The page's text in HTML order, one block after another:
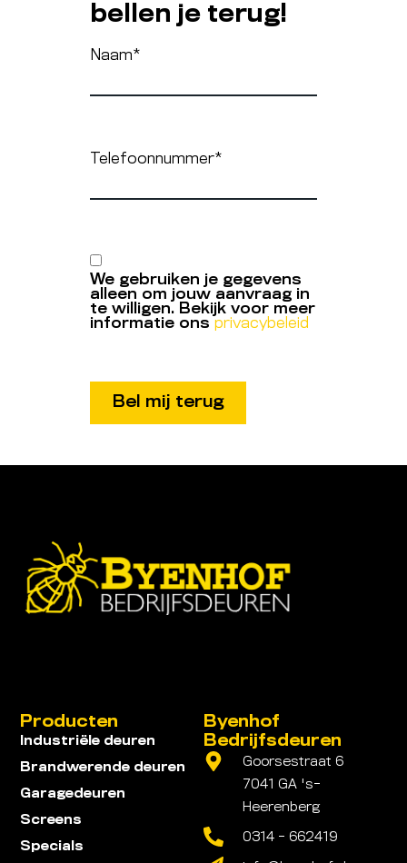
bellen je terug!
Naam*
Telefoonnummer*
We gebruiken je gegevens
alleen om jouw aanvraag in
te willigen. Bekijk voor meer
informatie ons privacybeleid
Byenhof
Bedrijfsdeuren
Goorsestraat 6
7041 GA 's-
Heerenberg
0314 - 662419
Producten
Industriële deuren
Brandwerende deuren
Garagedeuren
Screens
Specials